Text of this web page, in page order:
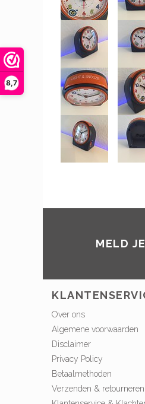
8,7
MELD
Over ons
Algemene voorwaarden
Disclaimer
Privacy Policy
Betaalmethoden
Verzenden & retourneren